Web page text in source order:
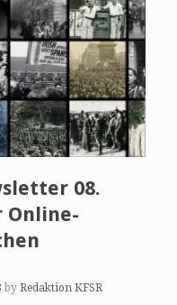
08.
Online-
by Redaktion KFSR